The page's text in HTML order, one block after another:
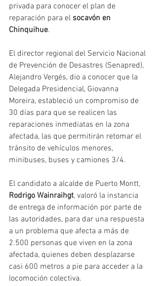
privada para conocer el plan de
reparación para el socavón en
Chinquihue.
El director regional del Servicio Nacional
de Prevención de Desastres (Senapred),
Alejandro Vergés, dio a conocer que la
Delegada Presidencial, Giovanna
Moreira, estableció un compromiso de
30 días para que se realicen las
reparaciones inmediatas en la zona
afectada, las que permitirán retomar el
tránsito de vehículos menores,
minibuses, buses y camiones 3/4.
El candidato a alcalde de Puerto Montt,
Rodrigo Wainraihgt, valoró la instancia
de entrega de información por parte de
las autoridades, para dar una respuesta
a un problema que afecta a más de
2.500 personas que viven en la zona
afectada, quienes deben desplazarse
casi 600 metros a pie para acceder a la
locomoción colectiva.